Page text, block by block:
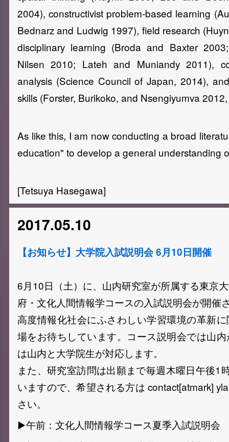
2004), constructivist problem-based learning
Bednarz and Ludwig 1997), field research
disciplinary learning (Broda and Baxter
Nilsen 2010; Lateh and Muniandy 2011),
analysis (Science Council of Japan, 2014),
skills (Forster, Burikoko, and Nsengiyumva
As like this, I am now conducting a broad
education" to develop a general understanding
[Tetsuya Hasegawa]
2017.05.10
【お知らせ】大学院入試説明会 6月10日開催
6月10日（土）に、山内研究室が所属する東京
府・文化人間情報学コースの入試説明会が開催
高度情報化社会にふさわしい学習環境の革新
場をお待ちしています。コース説明会では山
は山内と大学院生が対応します。
また、研究室訪問は出願まで毎週木曜日午後1
いますので、希望される方は contact[atmark]
さい。
▶︎午前：文化人間情報学コース夏季入試説明会